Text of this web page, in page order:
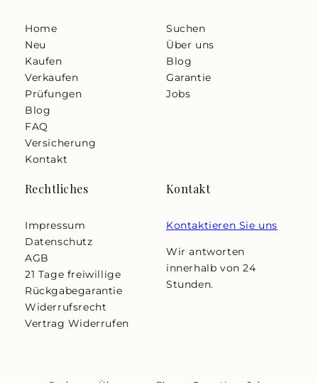
Home
Neu
Kaufen
Verkaufen
Prüfungen
Blog
FAQ
Versicherung
Kontakt
Suchen
Über uns
Blog
Garantie
Jobs
Rechtliches
Impressum
Datenschutz
AGB
21 Tage freiwillige
Rückgabegarantie
Widerrufsrecht
Vertrag Widerrufen
Kontakt
Kontaktieren Sie uns
Wir antworten
innerhalb von 24
Stunden.